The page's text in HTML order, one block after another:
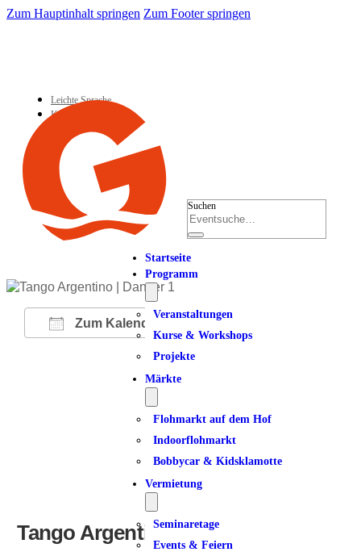
Zum Hauptinhalt springen Zum Footer springen
Leichte Sprache
Kontakt
Suchen
Startseite
Programm
Veranstaltungen
Kurse & Workshops
Projekte
Märkte
Flohmarkt auf dem Hof
Indoorflohmarkt
Bobbycar & Kidsklamotte
Vermietung
Seminaretage
Events & Feiern
Zum Kalender hinzufügen
ICS herunterladen
Google Kalender
iCalendarOffice 365
Tango Argentino | Dancer 1